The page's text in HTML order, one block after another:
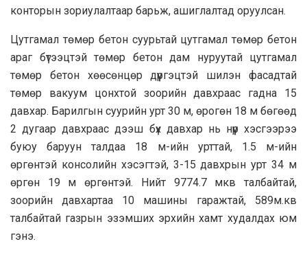
конторын зориулалтаар барьж, ашиглалтад оруулсан.
Цутгамал төмөр бетон суурьтай цутгамал төмөр бетон
араг бүтээцтэй төмөр бетон дам нуруутай цутгамал
төмөр бетон хөөсөнцөр дүүргэцтэй шилэн фасадтай
төмөр вакуум цонхтой зоорийн давхраас гадна 15
давхар. Барилгын суурийн урт 30 м, өрогөн 18 м бөгөөд
2 дугаар давхраас дээш бүх давхар нь нүүр хэсгээрээ
буюу баруун талдаа 18 м-ийн урттай, 1.5 м-ийн
өргөнтэй консолийн хэсэгтэй, 3-15 давхрын урт 34 м
өргөн 19 м өргөнтэй. Нийт 9774.7 мкв талбайтай,
зоорийн давхартаа 10 машины гаражтай, 589м.кв
талбайтай газрын эзэмших эрхийн хамт худалдах юм
гэнэ.